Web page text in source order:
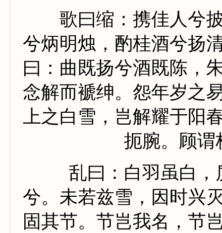
歌曰缩：携佳人兮披
兮炳明烛，酌桂酒兮扬
曰：曲既扬兮酒既陈，
念解而褫绅。怨年岁之
上之白雪，岂解耀于阳
扼腕。顾谓
乱曰：白羽虽白，
兮。未若兹雪，因时兴
固其节。节岂我名，节